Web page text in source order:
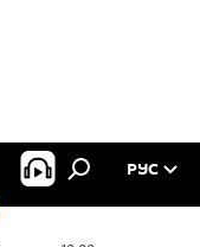
РУС